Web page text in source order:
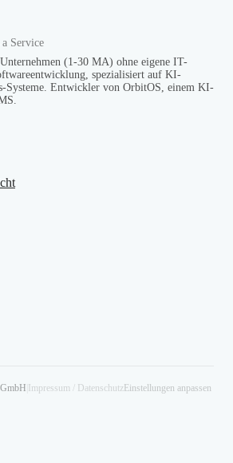
Service
(1-30 MA) ohne eigene IT-
spezialisiert auf KI-
Systeme. Entwickler von OrbitOS, einem KI-
Impressum / Datenschutz Einstellungen anpassen